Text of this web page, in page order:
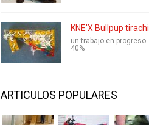
KNE'X Bullpup
un trabajo en
40%
ARTICULOS POPULARES